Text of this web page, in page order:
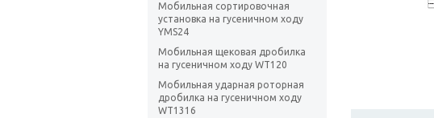
Мобильная сортировочная
установка на гусеничном ходу
YMS24
Мобильная щековая дробилка
на гусеничном ходу WT120
Мобильная ударная роторная
дробилка на гусеничном ходу
WT1316